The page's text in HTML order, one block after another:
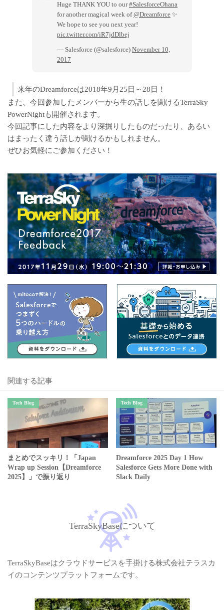
Huge THANK YOU to our#SalesforceOhana
for another magical week of@Dreamforce ✨
We hope to see you next year!
pic.twitter.com/iR7jdDlbej
— Salesforce (@salesforce) November 10,
2017
来年のDreamforceは2018年9月25日～28日！
また、今回参加したメンバーから生の話しを聞けるTerraSky
PowerNightも開催されます。
今回記事にした内容をより深掘りしたものだったり、あるい
はまったく違う話しが聞けるかもしれません。
ぜひお気軽にご参加ください！
関連する記事
Tech Blog
まとめでスッキリ！「Japan
Wrap up Session【Dreamforce
2025】」で振り返り
Tech Blog
Dreamforce 2025 Day 1 How
Salesforce Gets More Done with
Slack Daily
TerraSkyBaseについて
TerraSkyBaseはクラウドサービスを手掛ける株式会社テラスカ
イのコンテンツプラットフォームです。